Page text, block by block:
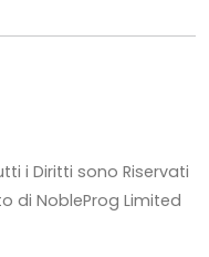
i Diritti sono Riservati
di NobleProg Limited